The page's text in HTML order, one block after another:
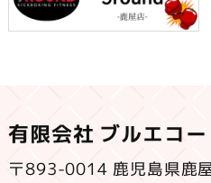
有限会社 ブルエコー
〒893-0014 鹿児島県鹿